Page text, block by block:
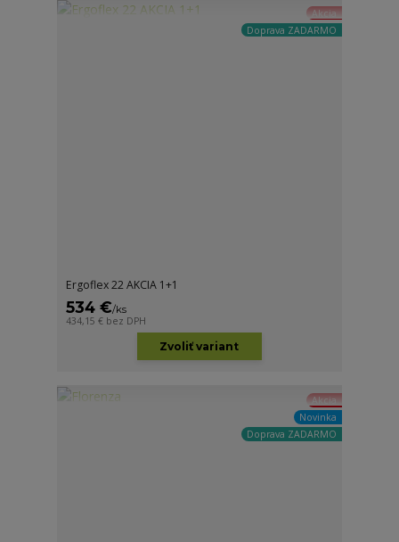
Akcia
Doprava ZADARMO
Ergoflex 22 AKCIA 1+1
534 €/ks
434,15 € bez DPH
Zvoliť variant
Akcia
Novinka
Doprava ZADARMO